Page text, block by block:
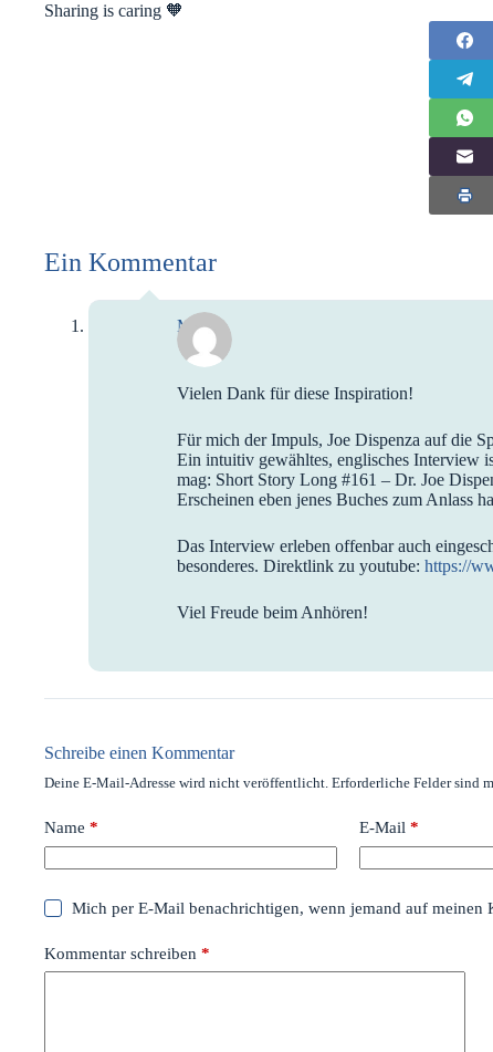
Sharing is caring 🧡
Ein Kommentar
Miriam
Vielen Dank für diese Inspiration!
Für mich der Impuls, Joe Dispenza auf die
Ein intuitiv gewähltes, englisches Interview
mag: Short Story Long #161 – Dr. Joe
Erscheinen eben jenes Buches zum Anlass
Das Interview erleben offenbar auch
besonderes. Direktlink zu youtube: https://
Viel Freude beim Anhören!
Schreibe einen Kommentar
Deine E-Mail-Adresse wird nicht veröffentlicht. Erforderliche Felder sind
Name * E-Mail *
Mich per E-Mail benachrichtigen, wenn jemand auf meinen
Kommentar schreiben *